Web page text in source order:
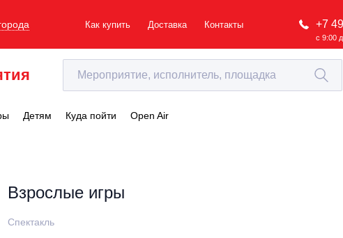
Как купить Доставка Контакты +7
с 9:00
Детям Куда пойти Open Air
Взрослые игры
Спектакль